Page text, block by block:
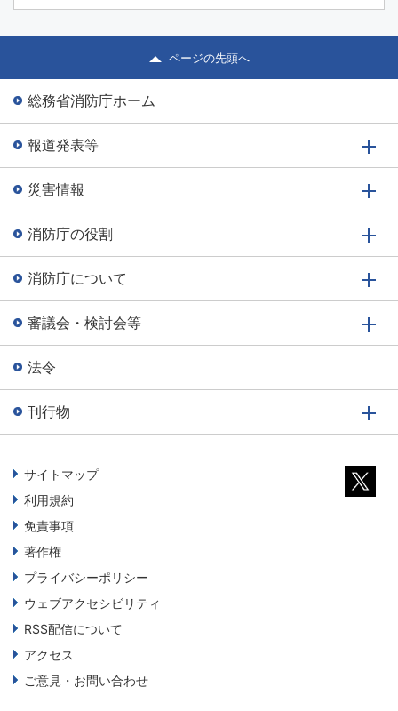
ら西日本に停滞した。 また、7月2日9時に沖縄の南で発生
総理大臣官邸に情報連絡室を設置した。7月5日17時51分に
福岡県に大雨特別警報が発表され、予想されるその後の気
ページの先頭へ
総務省消防庁ホーム
報道発表等
災害情報
消防庁の役割
消防庁について
審議会・検討会等
法令
刊行物
サイトマップ
利用規約
免責事項
著作権
プライバシーポリシー
ウェブアクセシビリティ
RSS配信について
アクセス
ご意見・お問い合わせ